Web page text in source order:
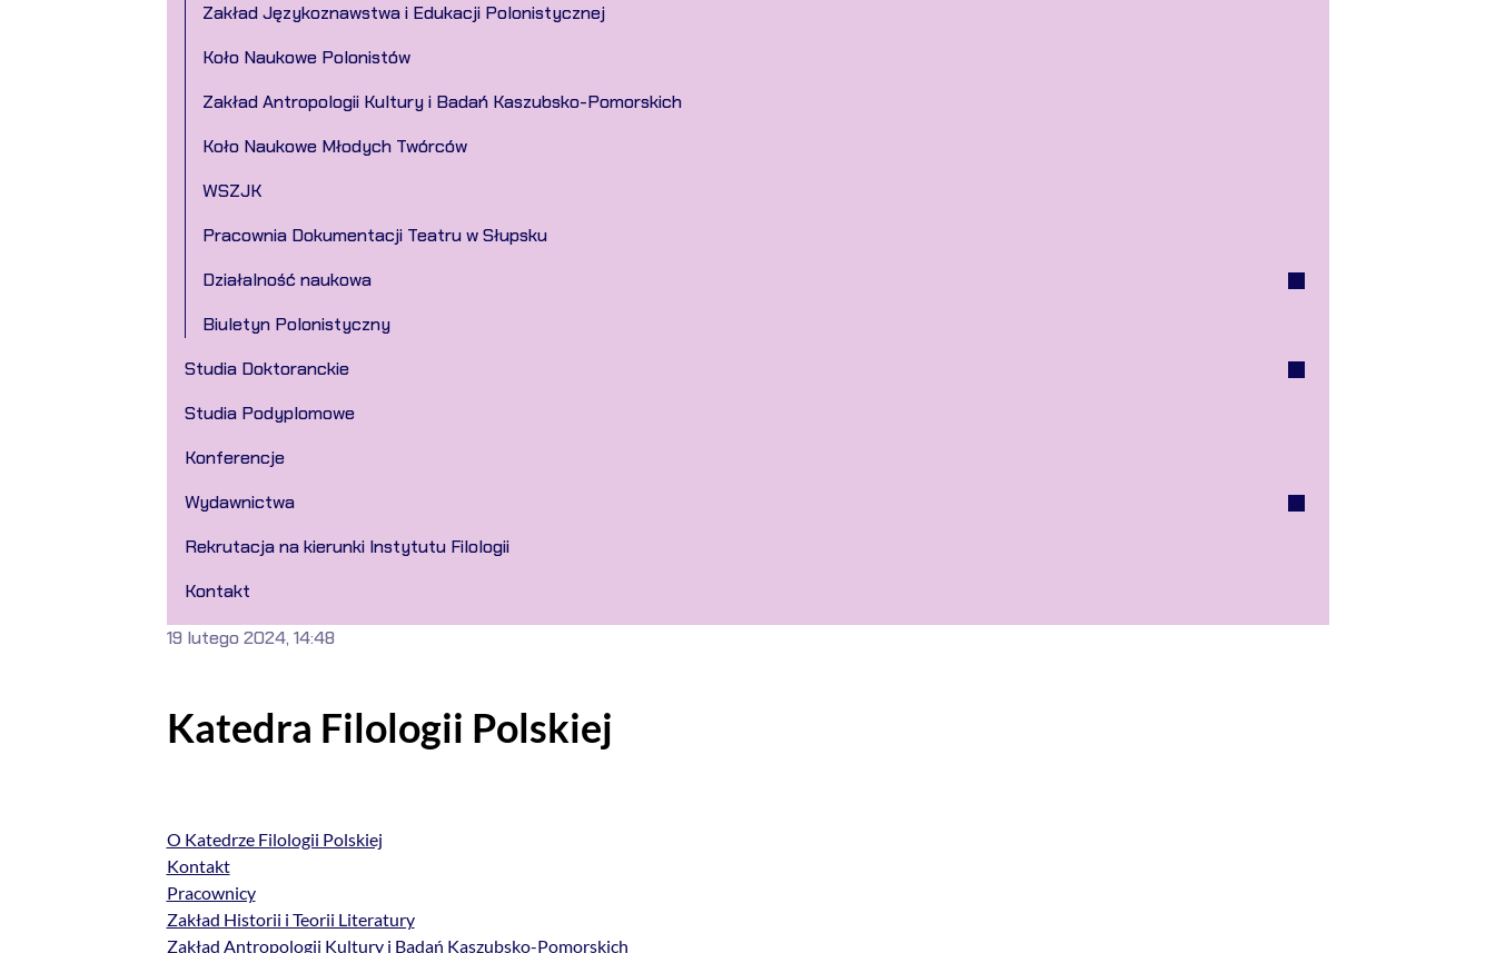
Zakład Językoznawstwa i Edukacji Polonistycznej
Koło Naukowe Polonistów
Zakład Antropologii Kultury i Badań Kaszubsko-Pomorskich
Koło Naukowe Młodych Twórców
WSZJK
Pracownia Dokumentacji Teatru w Słupsku
Działalność naukowa
Biuletyn Polonistyczny
Studia Doktoranckie
Studia Podyplomowe
Konferencje
Wydawnictwa
Rekrutacja na kierunki Instytutu Filologii
Kontakt
Katedra Filologii Polskiej
19 lutego 2024, 14:48
O Katedrze Filologii Polskiej
Kontakt
Pracownicy
Zakład Historii i Teorii Literatury
Zakład Antropologii Kultury i Badań Kaszubsko-Pomorskich